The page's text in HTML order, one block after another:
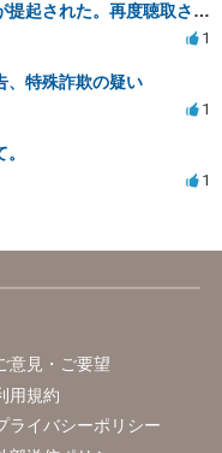
警察から事情聴取後、民事訴訟が提起された。再度聴取される可能性は？
1
、特殊詐欺の疑い
1
1
意見・ご要望
用規約
ライバシーポリシー